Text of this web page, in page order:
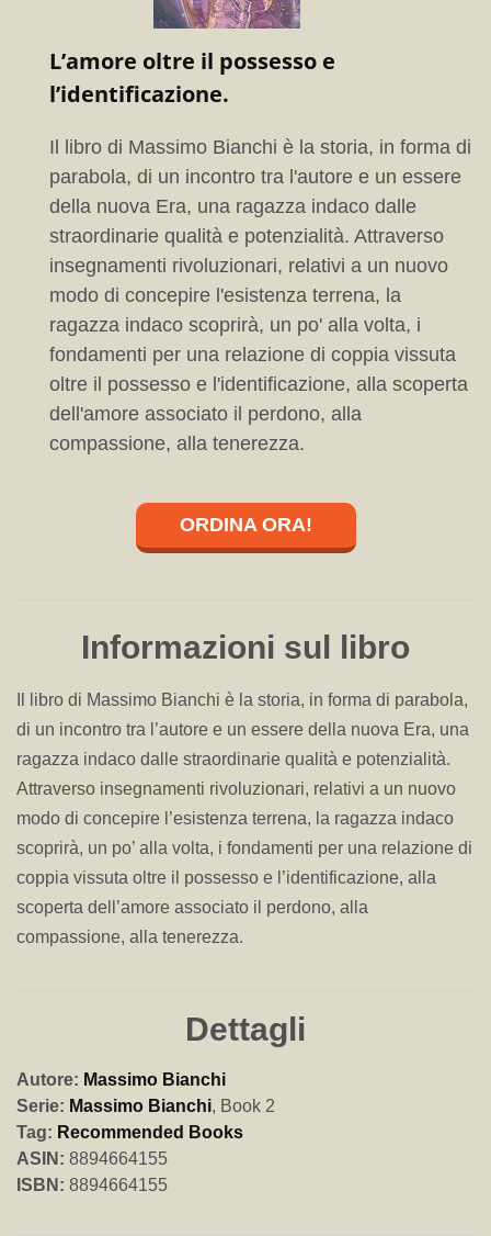
L’amore oltre il possesso e
l’identificazione.
Il libro di Massimo Bianchi è la storia, in forma di
parabola, di un incontro tra l'autore e un essere
della nuova Era, una ragazza indaco dalle
straordinarie qualità e potenzialità. Attraverso
insegnamenti rivoluzionari, relativi a un nuovo
modo di concepire l'esistenza terrena, la
ragazza indaco scoprirà, un po' alla volta, i
fondamenti per una relazione di coppia vissuta
oltre il possesso e l'identificazione, alla scoperta
dell'amore associato il perdono, alla
compassione, alla tenerezza.
ORDINA ORA!
Informazioni sul libro
Il libro di Massimo Bianchi è la storia, in forma di parabola,
di un incontro tra l’autore e un essere della nuova Era, una
ragazza indaco dalle straordinarie qualità e potenzialità.
Attraverso insegnamenti rivoluzionari, relativi a un nuovo
modo di concepire l’esistenza terrena, la ragazza indaco
scoprirà, un po’ alla volta, i fondamenti per una relazione di
coppia vissuta oltre il possesso e l’identificazione, alla
scoperta dell’amore associato il perdono, alla
compassione, alla tenerezza.
Dettagli
Autore: Massimo Bianchi
Serie: Massimo Bianchi, Book 2
Tag: Recommended Books
ASIN: 8894664155
ISBN: 8894664155